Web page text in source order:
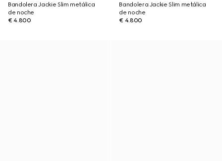
Bandolera Jackie Slim metálica
de noche
€ 4.800
Bandolera Jackie Slim metálica
de noche
€ 4.800